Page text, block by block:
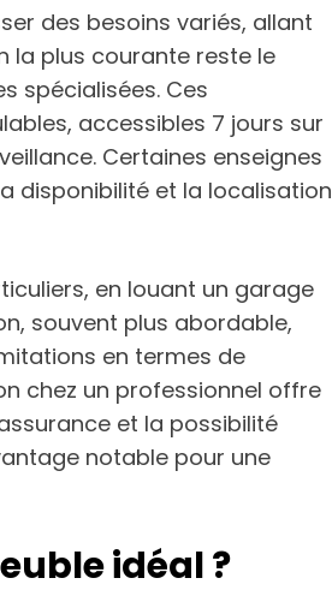
des besoins variés, allant
la plus courante reste le
spécialisées. Ces
accessibles 7 jours sur
Certaines enseignes
disponibilité et la localisation
en louant un garage
souvent plus abordable,
en termes de
chez un professionnel offre
et la possibilité
notable pour une
idéal ?